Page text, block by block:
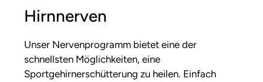
Hirnnerven
Unser Nervenprogramm bietet eine der
schnellsten Möglichkeiten, eine
Sportgehirnerschütterung zu heilen. Einfach